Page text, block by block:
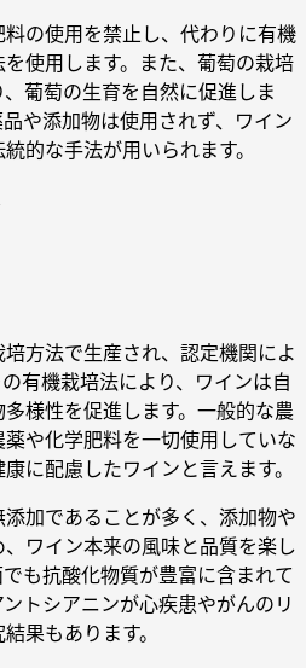
の使用を禁止し、代わりに有機
使用します。また、葡萄の栽培
葡萄の生育を自然に促進しま
や添加物は使用されず、ワイン
的な手法が用いられます。
方法で生産され、認定機関によ
有機栽培法により、ワインは自
様性を促進します。一般的な農
や化学肥料を一切使用していな
に配慮したワインと言えます。
加であることが多く、添加物や
ワイン本来の風味と品質を楽し
も抗酸化物質が豊富に含まれて
トシアニンが心疾患やがんのリ
果もあります。